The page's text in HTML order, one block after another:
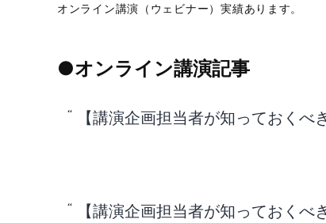
オンライン講演（ウェビナー）実績あります。
●オンライン講演記事
【講演企画担当者が知っておくべ
【講演企画担当者が知っておくべ